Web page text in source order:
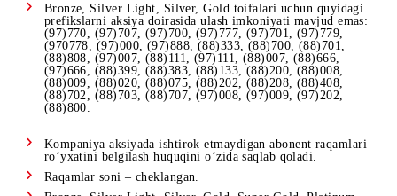
boshqa chegirmalardan foydalanishning imkoniyati
emas.
Faqat yangi abonentlar uchun.
Narxlar barcha soliqlarni hisobga olgan holda
Aksiya doirasida abonent - jismoniy shaxs dastlabki
to‘lovini raqamni ro‘yxatga olish paytida amalga
kerak.
Abonent - jismoniy shaxs aksiya doirasida, raqamni
ro‘yxatga olish paytida dastlabki bo‘nak to‘lovini amalga
oshirmagan vaziyatda – ulanayotgan raqamli SIM-karta
taqdim etilmaydi.